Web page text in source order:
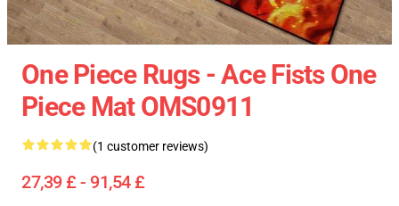
One Piece Rugs - Ace Fists One
Piece Mat OMS0911
(1 customer reviews)
27,39 £ - 91,54 £